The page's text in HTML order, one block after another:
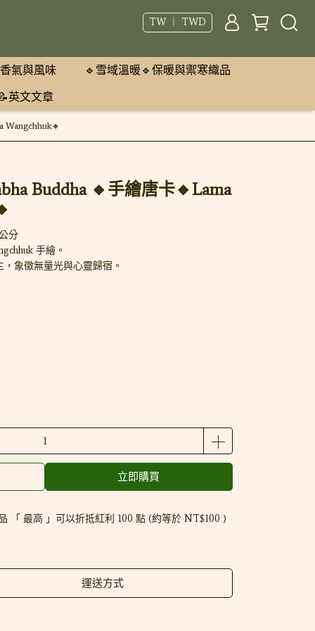
TW ｜ TWD
氣與風味
🔹雪域溫暖🔹保暖與禦寒織品
英文文章
Wangchhuk🔸
Buddha 🔸手繪唐卡🔸Lama
分
手繪。
象徵無量光與心靈歸宿。
立即購買
「 最高 」可以折抵紅利 100 點 (約等於 NT$100 )
運送方式